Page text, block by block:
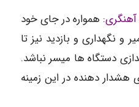
: همواره در جای خود
و نگهداری و بازدید نیز تا
دستگاه ها میسر نباشد.
دهنده در این زمینه